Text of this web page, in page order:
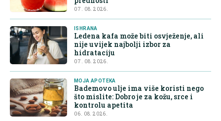
07. 08. 2026.
ISHRANA
Ledena kafa može biti osvježenje, ali
nije uvijek najbolji izbor za
hidrataciju
07. 08. 2026.
MOJA APOTEKA
Bademovo ulje ima više koristi nego
što mislite: Dobro je za kožu, srce i
kontrolu apetita
06. 08. 2026.